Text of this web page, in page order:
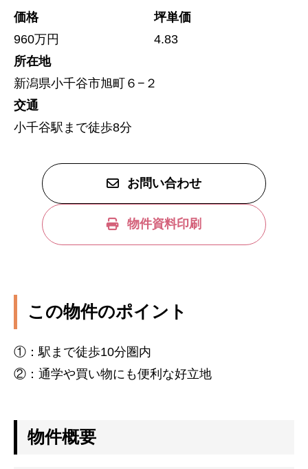
価格
960万円
坪単価
4.83
所在地
新潟県小千谷市旭町６−２
交通
小千谷駅まで徒歩8分
お問い合わせ
物件資料印刷
この物件のポイント
①：駅まで徒歩10分圏内
②：通学や買い物にも便利な好立地
物件概要